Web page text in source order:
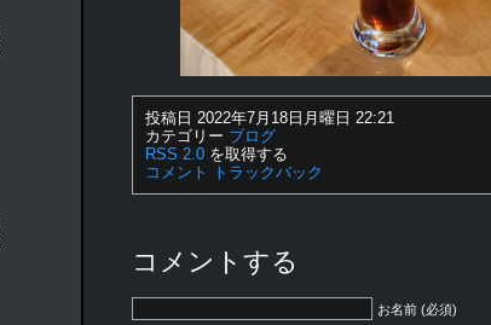
投稿日 2022年7月18日月曜日 22:21
カテゴリー ブログ
RSS 2.0 を取得する
コメント
トラックバック
コメントする
お名前 (必須)